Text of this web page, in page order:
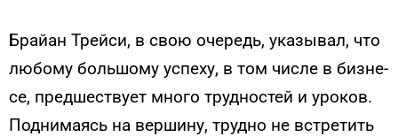
Брай­ан Трей­си, в свою оче­редь, ука­зывал, что
лю­бому боль­шо­му ус­пе­ху, в том чис­ле в биз­не­
се, пред­шес­тву­ет мно­го труд­ностей и уро­ков.
Под­ни­ма­ясь на вер­ши­ну, труд­но не встре­тить